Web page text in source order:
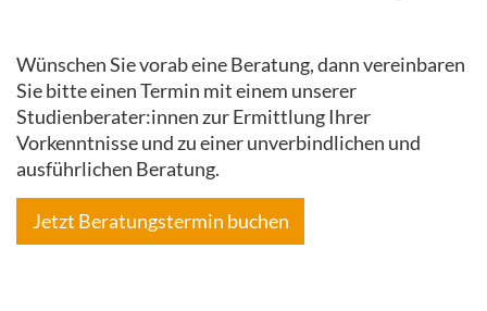
Wünschen Sie vorab eine Beratung, dann vereinbaren
Sie bitte einen Termin mit einem unserer
Studienberater:innen zur Ermittlung Ihrer
Vorkenntnisse und zu einer unverbindlichen und
ausführlichen Beratung.
Jetzt Beratungstermin buchen